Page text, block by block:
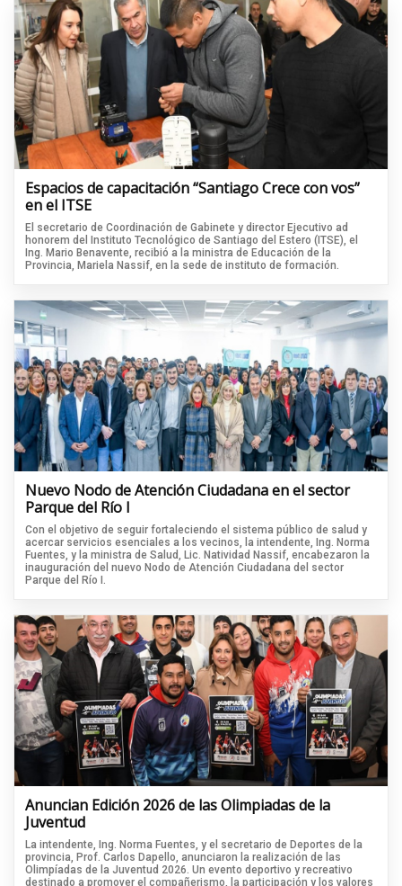
Espacios de capacitación “Santiago Crece con vos”
en el ITSE
El secretario de Coordinación de Gabinete y director Ejecutivo ad
honorem del Instituto Tecnológico de Santiago del Estero (ITSE), el
Ing. Mario Benavente, recibió a la ministra de Educación de la
Provincia, Mariela Nassif, en la sede de instituto de formación.
Nuevo Nodo de Atención Ciudadana en el sector
Parque del Río I
Con el objetivo de seguir fortaleciendo el sistema público de salud y
acercar servicios esenciales a los vecinos, la intendente, Ing. Norma
Fuentes, y la ministra de Salud, Lic. Natividad Nassif, encabezaron la
inauguración del nuevo Nodo de Atención Ciudadana del sector
Parque del Río I.
Anuncian Edición 2026 de las Olimpiadas de la
Juventud
La intendente, Ing. Norma Fuentes, y el secretario de Deportes de la
provincia, Prof. Carlos Dapello, anunciaron la realización de las
Olimpíadas de la Juventud 2026. Un evento deportivo y recreativo
destinado a promover el compañerismo, la participación y los valores